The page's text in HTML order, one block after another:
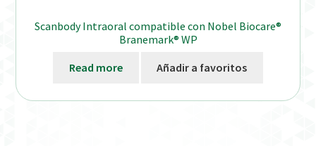
Scanbody Intraoral compatible con Nobel Biocare®
Branemark® WP
Read more Añadir a favoritos